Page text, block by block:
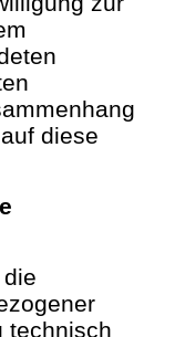
diese
technisch